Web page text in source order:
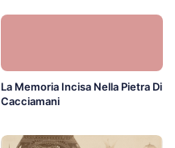
La Memoria Incisa Nella Pietra Di
Cacciamani